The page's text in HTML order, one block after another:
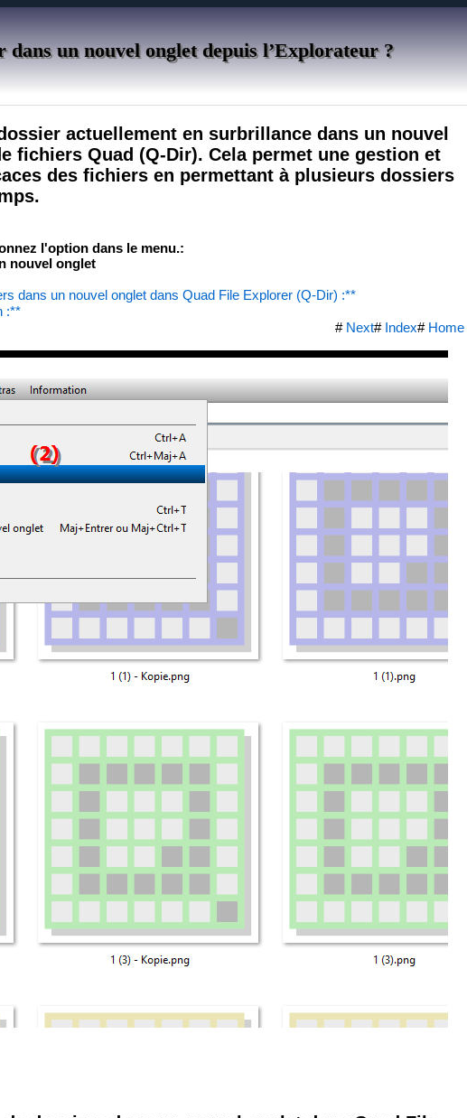
un nouvel onglet depuis l’Explorateur ?
actuellement en surbrillance dans un nouvel
fichiers Quad (Q-Dir). Cela permet une gestion et
des fichiers en permettant à plusieurs dossiers
l'option dans le menu.:
nouvel onglet
dans un nouvel onglet dans Quad File Explorer (Q-Dir) :**
:**
# Next# Index# Home